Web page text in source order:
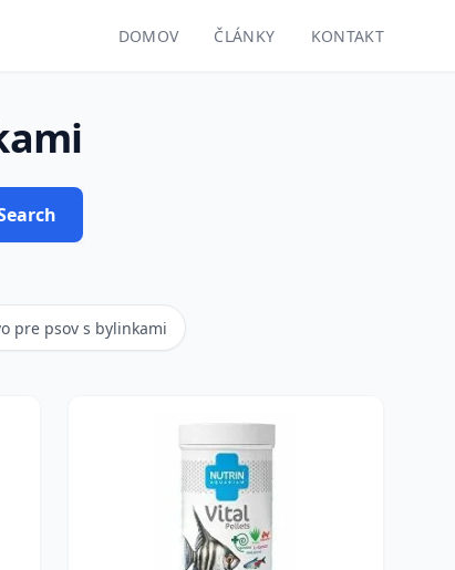
DOMOV ČLÁNKY KONTAKT
pre psov s bylinkami